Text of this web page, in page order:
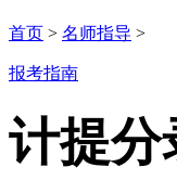
首页 > 名师指导 >
报考指南
计提分